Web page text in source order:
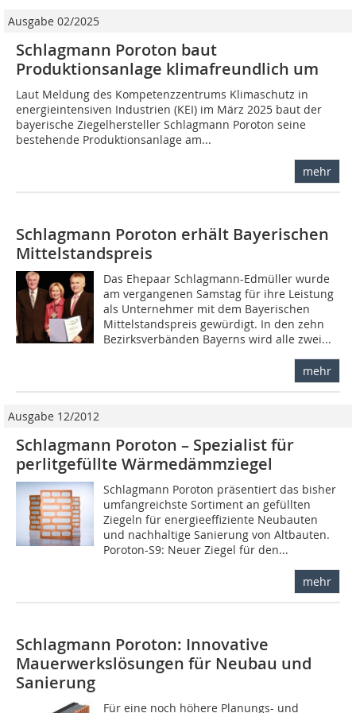
Ausgabe 02/2025
Schlagmann Poroton baut
Produktionsanlage klimafreundlich um
Laut Meldung des Kompetenzzentrums Klimaschutz in
energieintensiven Industrien (KEI) im März 2025 baut der
bayerische Ziegelhersteller Schlagmann Poroton seine
bestehende Produktionsanlage am...
mehr
Schlagmann Poroton erhält Bayerischen
Mittelstandspreis
Das Ehepaar Schlagmann-Edmüller wurde
am vergangenen Samstag für ihre Leistung
als Unternehmer mit dem Bayerischen
Mittelstandspreis gewürdigt. In den zehn
Bezirksverbänden Bayerns wird alle zwei...
mehr
Ausgabe 12/2012
Schlagmann Poroton – Spezialist für
perlitgefüllte Wärmedämmziegel
Schlagmann Poroton präsentiert das bisher
umfangreichste Sortiment an gefüllten
Ziegeln für energieeffiziente Neubauten
und nachhaltige Sanierung von Altbauten.
Poroton-S9: Neuer Ziegel für den...
mehr
Schlagmann Poroton: Innovative
Mauerwerkslösungen für Neubau und
Sanierung
Für eine noch höhere Planungs- und